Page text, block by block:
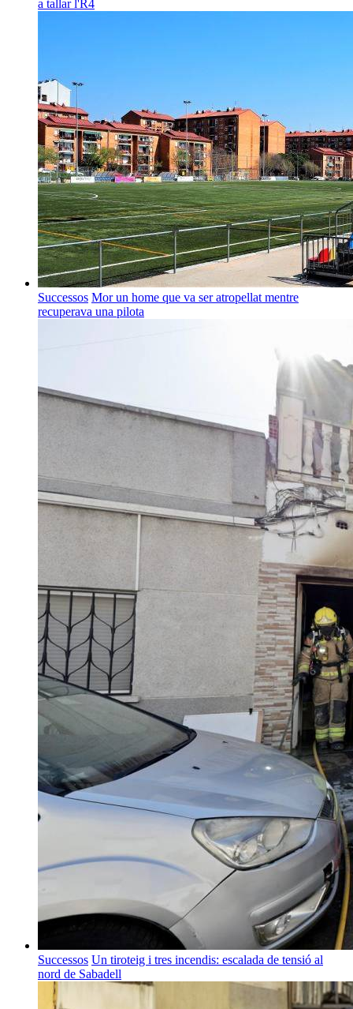
a tallar l'R4
Successos Mor un home que va ser atropellat mentre
recuperava una pilota
Successos Un tiroteig i tres incendis: escalada de tensió al
nord de Sabadell